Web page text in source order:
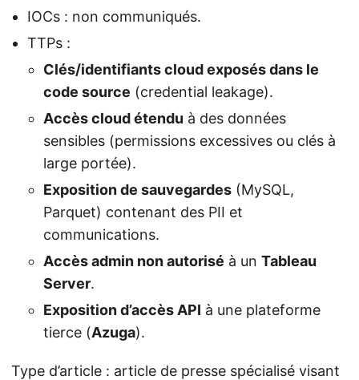
IOCs : non communiqués.
TTPs :
Clés/identifiants cloud exposés dans le
code source (credential leakage).
Accès cloud étendu à des données
sensibles (permissions excessives ou clés à
large portée).
Exposition de sauvegardes (MySQL,
Parquet) contenant des PII et
communications.
Accès admin non autorisé à un Tableau
Server.
Exposition d’accès API à une plateforme
tierce (Azuga).
Type d’article : article de presse spécialisé visant